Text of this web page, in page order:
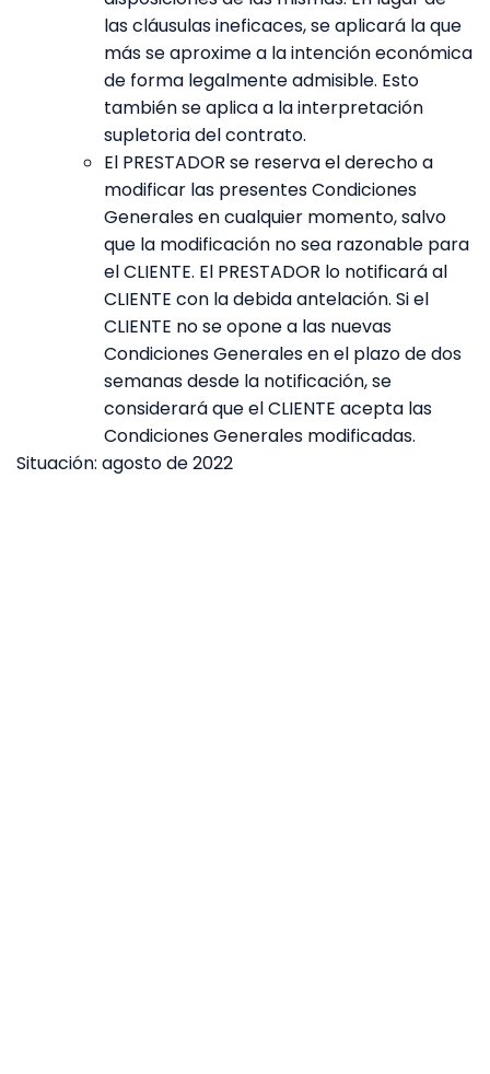
las cláusulas ineficaces, se aplicará la que
más se aproxime a la intención económica
de forma legalmente admisible. Esto
también se aplica a la interpretación
supletoria del contrato.
El PRESTADOR se reserva el derecho a
modificar las presentes Condiciones
Generales en cualquier momento, salvo
que la modificación no sea razonable para
el CLIENTE. El PRESTADOR lo notificará al
CLIENTE con la debida antelación. Si el
CLIENTE no se opone a las nuevas
Condiciones Generales en el plazo de dos
semanas desde la notificación, se
considerará que el CLIENTE acepta las
Condiciones Generales modificadas.
Situación: agosto de 2022